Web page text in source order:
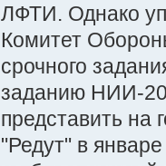
ЛФТИ. Однако
Комитет
срочного
заданию НИИ-20
представить на
"Редут" в